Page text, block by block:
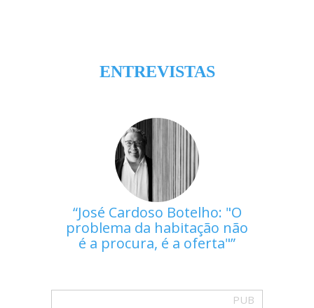
ENTREVISTAS
José Cardoso Botelho: "O
problema da habitação não
é a procura, é a oferta"
PUB